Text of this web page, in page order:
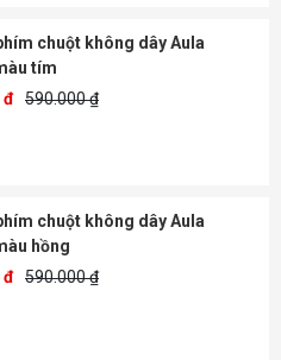
chuột không dây Aula
tím
đ 590.000 ₫
chuột không dây Aula
hồng
đ 590.000 ₫